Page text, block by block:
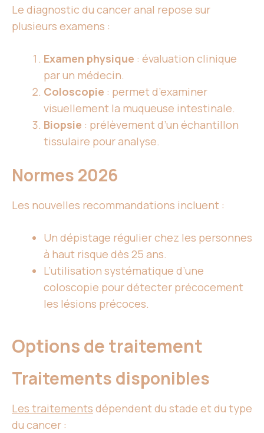
Le diagnostic du cancer anal repose sur
plusieurs examens :
Examen physique : évaluation clinique
par un médecin.
Coloscopie : permet d’examiner
visuellement la muqueuse intestinale.
Biopsie : prélèvement d’un échantillon
tissulaire pour analyse.
Normes 2026
Les nouvelles recommandations incluent :
Un dépistage régulier chez les personnes
à haut risque dès 25 ans.
L’utilisation systématique d’une
coloscopie pour détecter précocement
les lésions précoces.
Options de traitement
Traitements disponibles
Les traitements dépendent du stade et du type
du cancer :